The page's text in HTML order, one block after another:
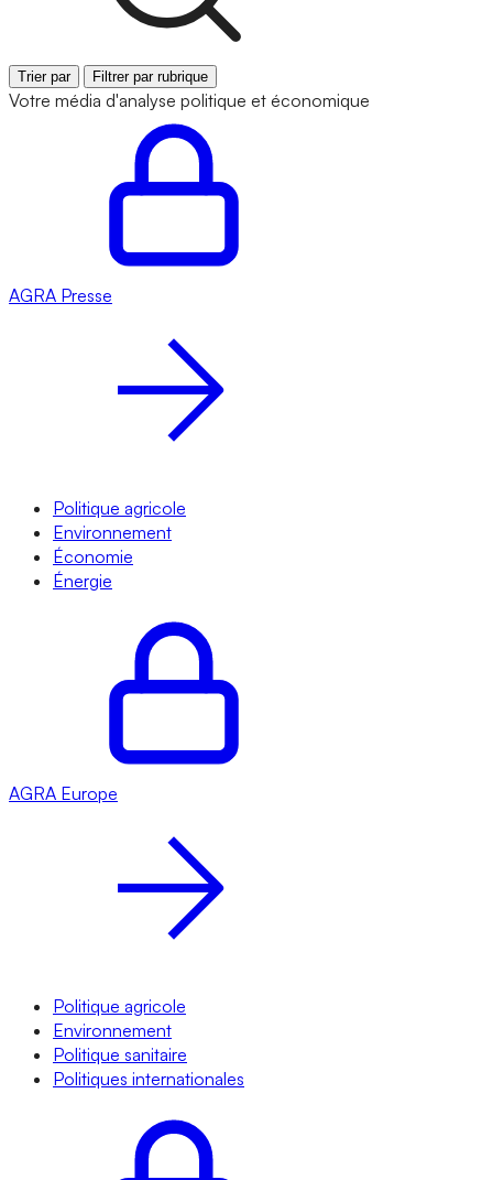
Trier par Filtrer par rubrique
Votre média d'analyse politique et économique
AGRA Presse
Politique agricole
Environnement
Économie
Énergie
AGRA Europe
Politique agricole
Environnement
Politique sanitaire
Politiques internationales